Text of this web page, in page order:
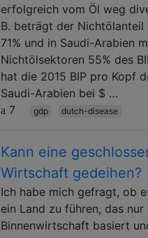
erfolgreich vom Öl weg
B. beträgt der Nichtölanteil
71% und in Saudi-Arabien
Nichtölsektoren 55% des
hat die 2015 BIP pro Kopf
Saudi-Arabien bei $ …
7
gdp dutch-disease
Kann eine
Wirtschaft gedeihen?
Ich habe mich gefragt, ob
ein Land zu führen, das
Binnenwirtschaft basiert